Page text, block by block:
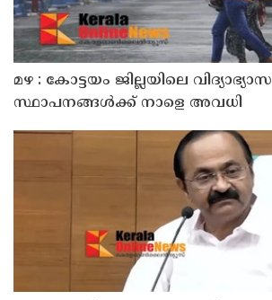
മഴ : കോട്ടയം ജില്ലയിലെ വിദ്യാഭ്യാസ
സ്ഥാപനങ്ങൾക്ക് നാളെ അവധി